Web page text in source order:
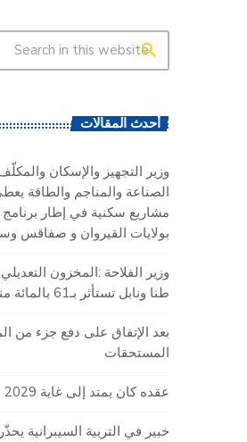
search
أحدث المقالات
وزير التجهيز والإسكان
الصناعة والمناجم والطاقة
مشاريع سكنية في إطار برنامج
بولايات القيروان و صفاقس
طنا ونابل تستأثر بـ61 بالمائة منه
بعد الإتفاق على دفع جزء من
المستحقات
عقده كان يمتد إلى غاية 2029
خبير في التربية السيبرانية